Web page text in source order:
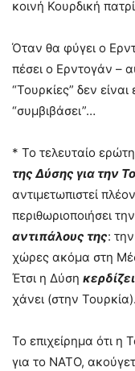
κοινή Κουρδική
Όταν θα φύγει ο
πέσει ο Ερντογάν –
“Τουρκίες” δεν
“συμβιβάσει”…
* Το τελευταίο
της Δύσης για την
αντιμετωπιστεί
περιθωριοποιήσει
αντιπάλους της:
χώρες ακόμα στη
Έτσι η Δύση
χάνει (στην Τουρκία).
Το επιχείρημα ότι η
για το ΝΑΤΟ,